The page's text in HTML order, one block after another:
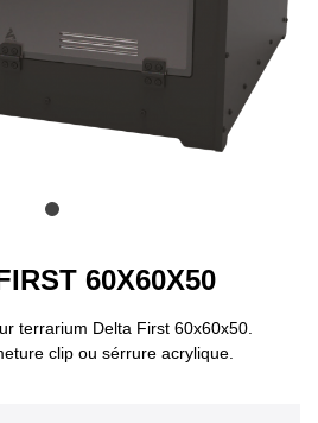
60X60X50
terrarium Delta First 60x60x50.
clip ou sérrure acrylique.